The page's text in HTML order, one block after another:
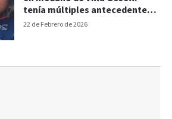
22 de Febrero de 2026
tenía múltiples antecedentes
penales